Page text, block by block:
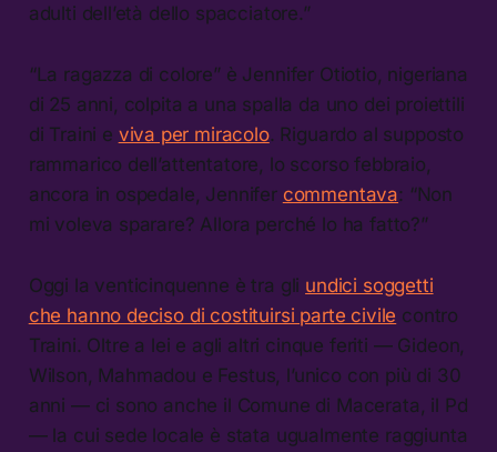
adulti dell’età dello spacciatore.”
“La ragazza di colore” è Jennifer Otiotio, nigeriana
di 25 anni, colpita a una spalla da uno dei proiettili
di Traini e viva per miracolo. Riguardo al supposto
rammarico dell’attentatore, lo scorso febbraio,
ancora in ospedale, Jennifer commentava: “Non
mi voleva sparare? Allora perché lo ha fatto?”
Oggi la venticinquenne è tra gli undici soggetti
che hanno deciso di costituirsi parte civile contro
Traini. Oltre a lei e agli altri cinque feriti — Gideon,
Wilson, Mahmadou e Festus, l’unico con più di 30
anni — ci sono anche il Comune di Macerata, il Pd
— la cui sede locale è stata ugualmente raggiunta